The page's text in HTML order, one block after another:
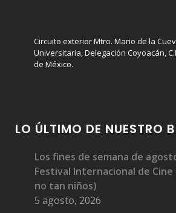
Medalla Filmoteca a Pastor Vega
Medalla Filmoteca a Julio García
Circuito exterior Mtro. Mario de la
Universitaria, Delegación Coyoacán,
de México.
LO ÚLTIMO DE NUESTRO
Los fines de semana de
Festival Internacional de
no tan niños)
5 agosto, 2026